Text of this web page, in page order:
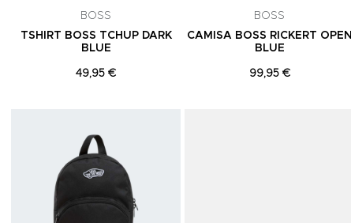
BOSS
TSHIRT BOSS TCHUP DARK
BLUE
49,95 €
BOSS
CAMISA BOSS RICKERT OPEN
BLUE
99,95 €